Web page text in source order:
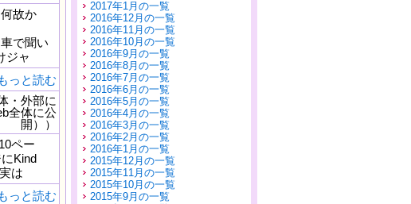
故か
で聞い
ジャ
っと読む
・外部に
全体に公
開））
ペー
Kind
は
っと読む
2017年1月の一覧
2016年12月の一覧
2016年11月の一覧
2016年10月の一覧
2016年9月の一覧
2016年8月の一覧
2016年7月の一覧
2016年6月の一覧
2016年5月の一覧
2016年4月の一覧
2016年3月の一覧
2016年2月の一覧
2016年1月の一覧
2015年12月の一覧
2015年11月の一覧
2015年10月の一覧
2015年9月の一覧